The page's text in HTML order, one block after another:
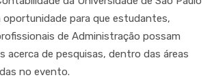
oportunidade para que estudantes,
de Administração possam
acerca de pesquisas, dentro das áreas
no evento.